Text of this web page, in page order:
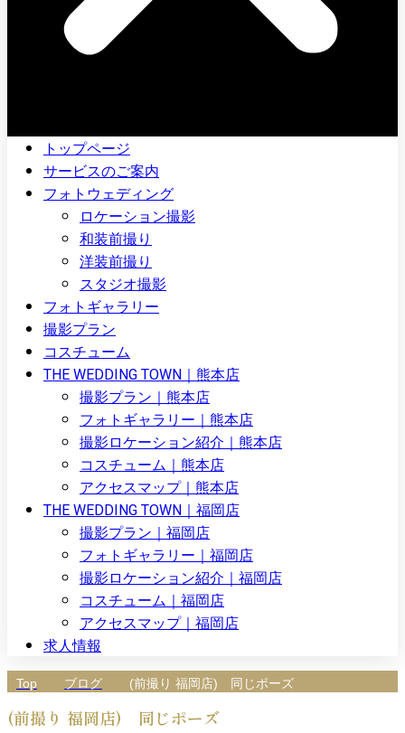
トップページ
サービスのご案内
フォトウェディング
ロケーション撮影
和装前撮り
洋装前撮り
スタジオ撮影
フォトギャラリー
撮影プラン
コスチューム
THE WEDDING TOWN｜熊本店
撮影プラン｜熊本店
フォトギャラリー｜熊本店
撮影ロケーション紹介｜熊本店
コスチューム｜熊本店
アクセスマップ｜熊本店
THE WEDDING TOWN｜福岡店
撮影プラン｜福岡店
フォトギャラリー｜福岡店
撮影ロケーション紹介｜福岡店
コスチューム｜福岡店
アクセスマップ｜福岡店
求人情報
Top ブログ (前撮り 福岡店) 同じポーズ
(前撮り 福岡店) 同じポーズ